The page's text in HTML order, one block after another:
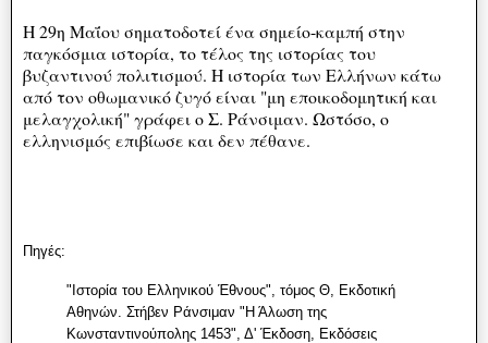
Η 29η Μαΐου σηματοδοτεί ένα σημείο-καμπή στην
παγκόσμια ιστορία, το τέλος της ιστορίας του
βυζαντινού πολιτισμού. Η ιστορία των Ελλήνων κάτω
από τον οθωμανικό ζυγό είναι "μη εποικοδομητική και
μελαγχολική" γράφει ο Σ. Ράνσιμαν. Ωστόσο, ο
ελληνισμός επιβίωσε και δεν πέθανε.
Πηγές:
"Ιστορία του Ελληνικού Έθνους", τόμος Θ, Εκδοτική
Αθηνών. Στήβεν Ράνσιμαν "Η Άλωση της
Κωνσταντινούπολης 1453", Δ' Έκδοση, Εκδόσεις